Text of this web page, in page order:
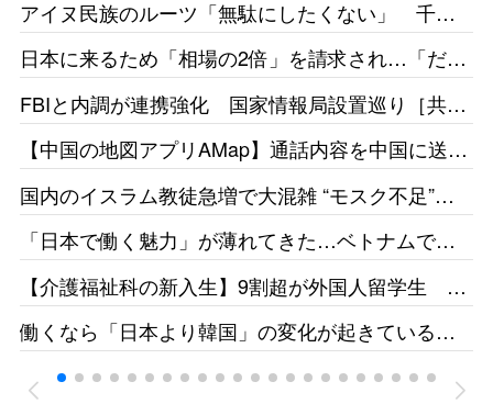
経］26/05
アイヌ民族のルーツ「無駄にしたくない」 千葉
県出身・佐藤さんが平取高入学 差別受けた父の
遺志受け継ぐ［北海道新聞］26/05
日本に来るため「相場の2倍」を請求され…「だか
らもっと働きたい」 お惣菜工場で頑張るベトナ
ム人女性の事情［東京新聞］26/05
FBIと内調が連携強化 国家情報局設置巡り［共
同］26/05
【中国の地図アプリAMap】通話内容を中国に送
信 国家安全局がリスク指摘［台湾］26/05
国内のイスラム教徒急増で大混雑 “モスク不足”訴
えの一方で相次ぐ建設反対［テレ朝］26/04
「日本で働く魅力」が薄れてきた…ベトナムで募
集をかけても人が集まらず［東京新聞］26/05
【介護福祉科の新入生】9割超が外国人留学生 志
す日本人減、国の受け入れ方針も影響 福井県の
若狭医療福祉専門学校［福井新聞］26/05
働くなら「日本より韓国」の変化が起きている
ベトナムの人材送り出し機関が懸念［東京新聞］
26/05